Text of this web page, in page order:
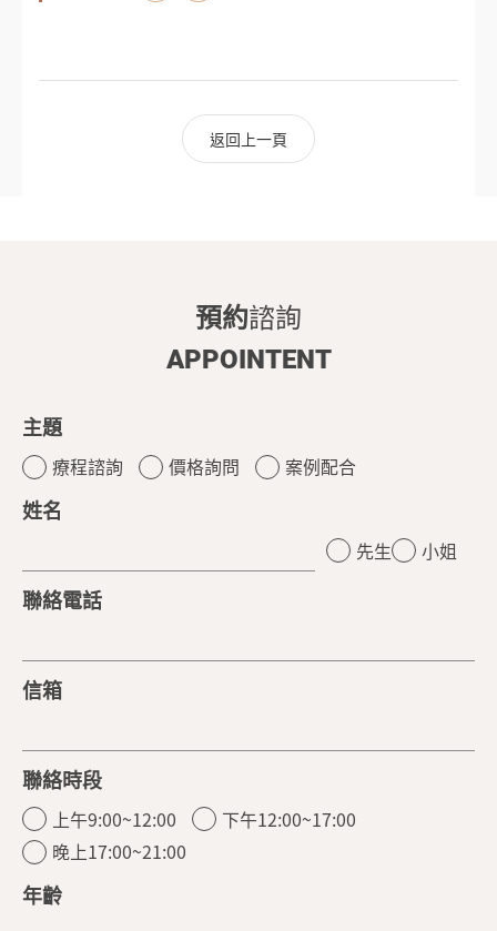
返回上一頁
預約諮詢
APPOINTENT
主題
療程諮詢 價格詢問 案例配合
姓名
先生 小姐
聯絡電話
信箱
聯絡時段
上午9:00~12:00
下午12:00~17:00
晚上17:00~21:00
年齡